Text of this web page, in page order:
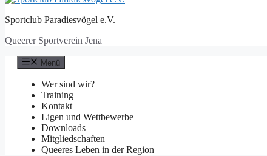
springen
Sportclub Paradiesvögel e.V.
Queerer Sportverein Jena
Menü
Wer sind wir?
Training
Kontakt
Ligen und Wettbewerbe
Downloads
Mitgliedschaften
Queeres Leben in der Region